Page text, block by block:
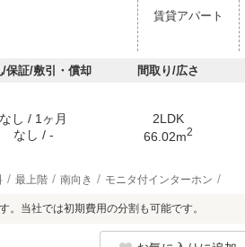
賃貸アパート
/保証/敷引・償却 間取り/広さ
なし / 1ヶ月
なし / -
2LDK
66.02m2
最上階 南向き モニタ付インターホン
当社では初期費用の分割も可能です。